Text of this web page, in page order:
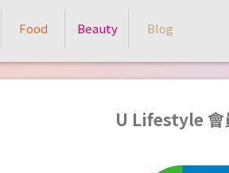
Food Beauty Blog
U Lifestyle 會